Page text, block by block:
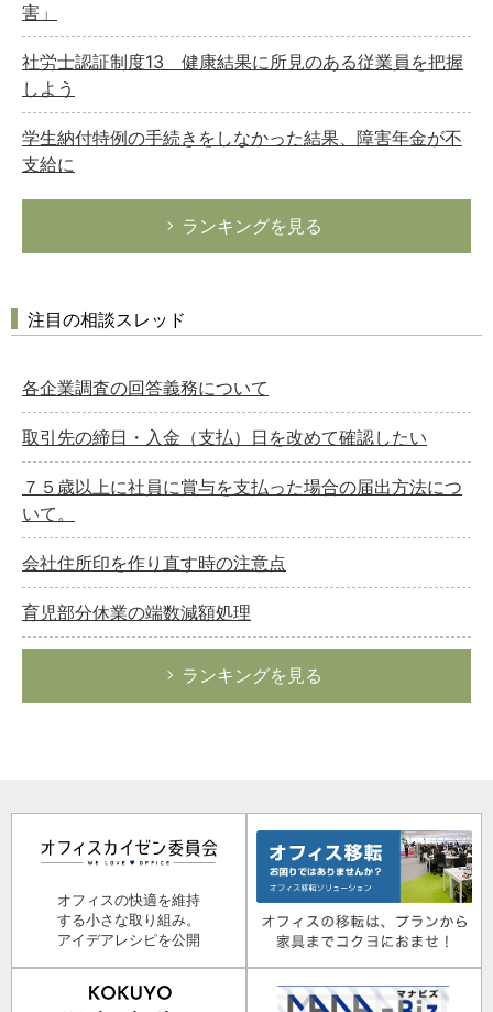
害」
社労士認証制度13 健康結果に所見のある従業員を把握
しよう
学生納付特例の手続きをしなかった結果、障害年金が不
支給に
ランキングを見る
注目の相談スレッド
各企業調査の回答義務について
取引先の締日・入金（支払）日を改めて確認したい
７５歳以上に社員に賞与を支払った場合の届出方法につ
いて。
会社住所印を作り直す時の注意点
育児部分休業の端数減額処理
ランキングを見る
オフィスの快適を維持
する小さな取り組み。
アイデアレシピを公開